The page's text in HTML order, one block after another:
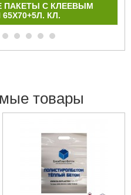
ПАКЕТЫ С КЛЕЕВЫМ
КЛ.
товары